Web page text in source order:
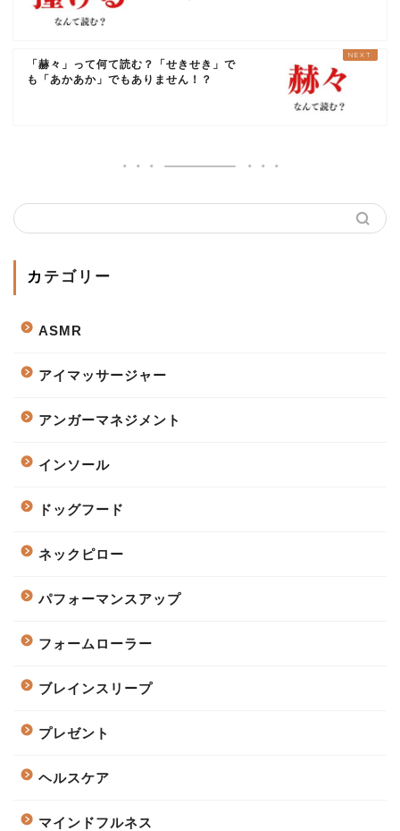
「赫々」って何て読む？「せきせき」で
も「あかあか」でもありません！？
カテゴリー
ASMR
アイマッサージャー
アンガーマネジメント
インソール
ドッグフード
ネックピロー
パフォーマンスアップ
フォームローラー
ブレインスリープ
プレゼント
ヘルスケア
マインドフルネス